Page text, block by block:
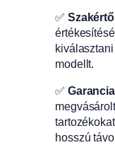
✅
modellt.
✅
hosszú